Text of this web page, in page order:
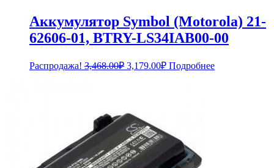
Аккумулятор Symbol (Motorola) 21-
62606-01, BTRY-LS34IAB00-00
Распродажа! 3,468.00₽ Первоначальная
3,179.00₽Текущая
цена:
Подробнее